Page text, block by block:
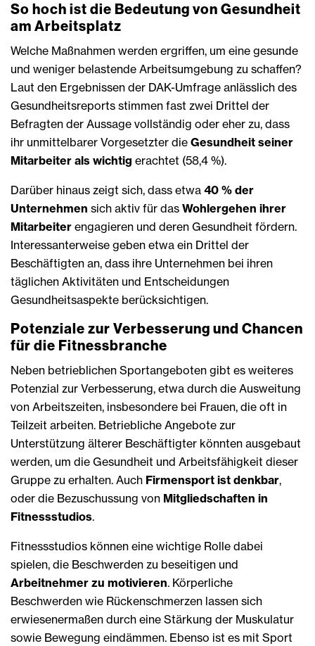
So hoch ist die Bedeutung von Gesundheit
am Arbeitsplatz
Welche Maßnahmen werden ergriffen, um eine gesunde
und weniger belastende Arbeitsumgebung zu schaffen?
Laut den Ergebnissen der DAK-Umfrage anlässlich des
Gesundheitsreports stimmen fast zwei Drittel der
Befragten der Aussage vollständig oder eher zu, dass
ihr unmittelbarer Vorgesetzter die Gesundheit seiner
Mitarbeiter als wichtig erachtet (58,4 %).
Darüber hinaus zeigt sich, dass etwa 40 % der
Unternehmen sich aktiv für das Wohlergehen ihrer
Mitarbeiter engagieren und deren Gesundheit fördern.
Interessanterweise geben etwa ein Drittel der
Beschäftigten an, dass ihre Unternehmen bei ihren
täglichen Aktivitäten und Entscheidungen
Gesundheitsaspekte berücksichtigen.
Potenziale zur Verbesserung und Chancen
für die Fitnessbranche
Neben betrieblichen Sportangeboten gibt es weiteres
Potenzial zur Verbesserung, etwa durch die Ausweitung
von Arbeitszeiten, insbesondere bei Frauen, die oft in
Teilzeit arbeiten. Betriebliche Angebote zur
Unterstützung älterer Beschäftigter könnten ausgebaut
werden, um die Gesundheit und Arbeitsfähigkeit dieser
Gruppe zu erhalten. Auch Firmensport ist denkbar,
oder die Bezuschussung von Mitgliedschaften in
Fitnessstudios.
Fitnessstudios können eine wichtige Rolle dabei
spielen, die Beschwerden zu beseitigen und
Arbeitnehmer zu motivieren. Körperliche
Beschwerden wie Rückenschmerzen lassen sich
erwiesenermaßen durch eine Stärkung der Muskulatur
sowie Bewegung eindämmen. Ebenso ist es mit Sport